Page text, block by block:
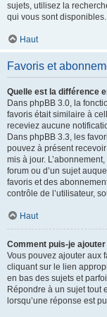
sujets, utilisez la
qui vous sont disponibles.
Haut
Favoris et
Quelle est la différence
Dans phpBB 3.0, la
favoris était similaire à
receviez aucune
Dans phpBB 3.3, les
pouvez à présent
mis à jour.
forum ou d’un sujet
favoris et des
contrôle de l’utilisateur,
Haut
Comment puis-je
Vous pouvez ajouter aux
cliquant sur le lien
en bas des sujets et
Répondre à un sujet tout
lorsqu’une réponse est